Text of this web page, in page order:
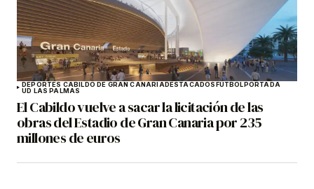
DEPORTES CABILDO DE GRAN CANARIADESTACADOSFÚTBOLPORTADA
UD LAS PALMAS
El Cabildo vuelve a sacar la licitación de las
obras del Estadio de Gran Canaria por 235
millones de euros